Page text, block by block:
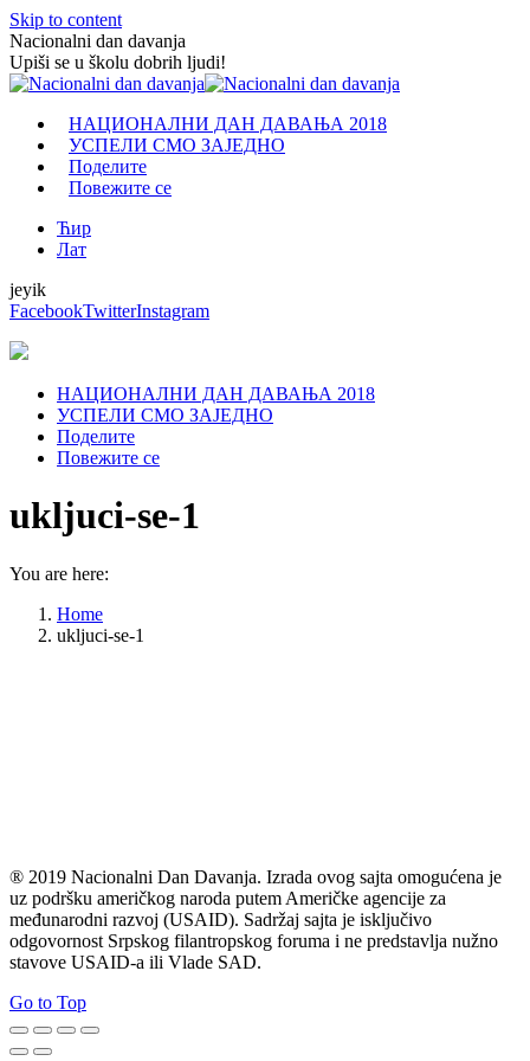
Skip to content
Nacionalni dan davanja
Upiši se u školu dobrih ljudi!
НАЦИОНАЛНИ ДАН ДАВАЊА 2018
УСПЕЛИ СМО ЗАЈЕДНО
Поделите
Повежите се
Ћир
Лат
jeyik
FacebookTwitterInstagram
НАЦИОНАЛНИ ДАН ДАВАЊА 2018
УСПЕЛИ СМО ЗАЈЕДНО
Поделите
Повежите се
ukljuci-se-1
You are here:
Home
ukljuci-se-1
® 2019 Nacionalni Dan Davanja. Izrada ovog sajta omogućena je
uz podršku američkog naroda putem Američke agencije za
međunarodni razvoj (USAID). Sadržaj sajta je isključivo
odgovornost Srpskog filantropskog foruma i ne predstavlja nužno
stavove USAID-a ili Vlade SAD.
Go to Top